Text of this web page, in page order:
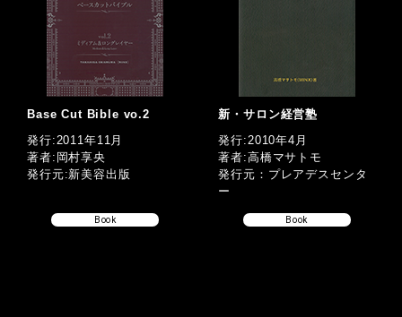
Base Cut Bible vo.2
発行:2011年11月
著者:岡村享央
発行元:新美容出版
Book
新・サロン経営塾
発行:2010年4月
著者:高橋マサトモ
発行元：プレアデスセンタ
ー
Book